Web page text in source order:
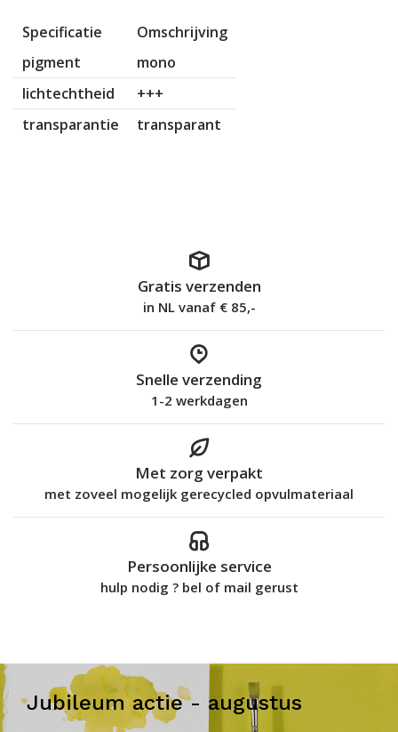
Specificatie
Omschrijving
pigment
mono
lichtechtheid
+++
transparantie
transparant
Gratis verzenden
in NL vanaf € 85,-
Snelle verzending
1-2 werkdagen
Met zorg verpakt
met zoveel mogelijk gerecycled opvulmateriaal
Persoonlijke service
hulp nodig ? bel of mail gerust
Jubileum actie - augustus